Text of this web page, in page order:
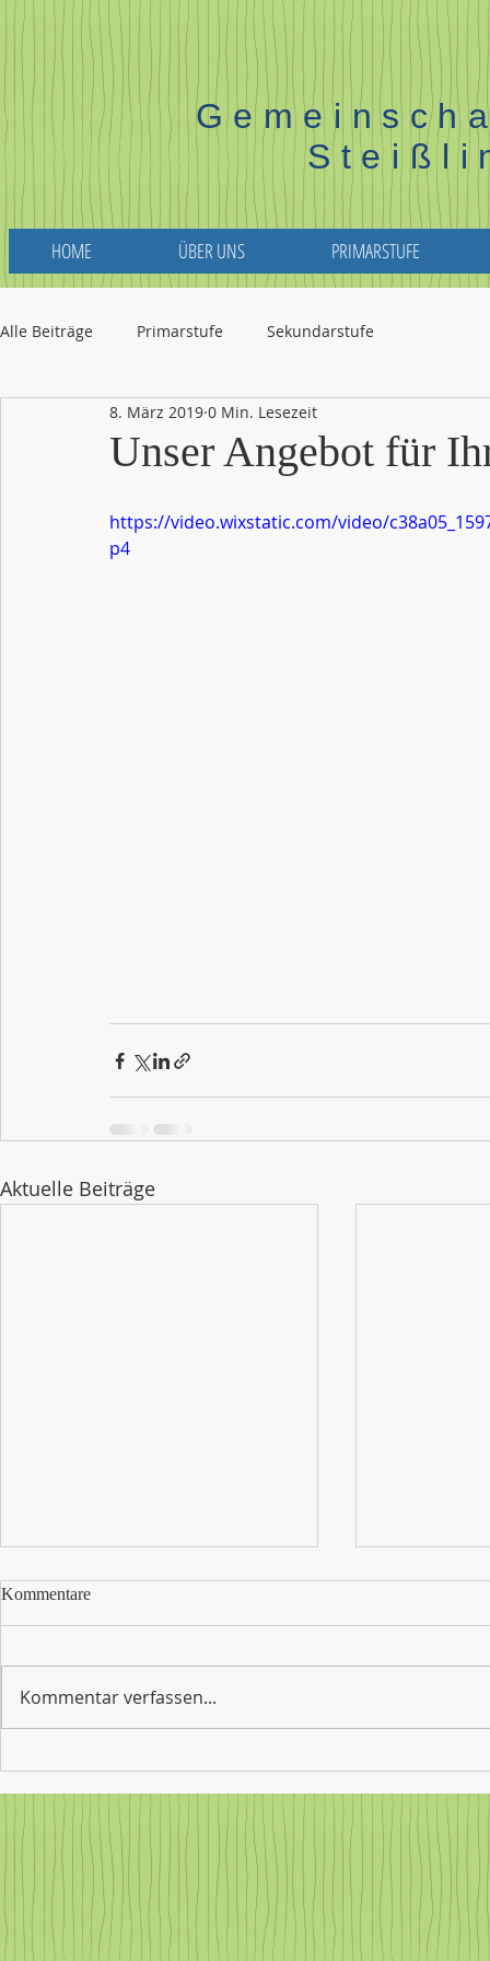
HOME ÜBER UNS PRIMARSTUFE
Alle Beiträge Primarstufe Sekundarstufe
Unser Angebot für
8. März 2019 0 Min. Lesezeit
https://video.wixstatic.com/video/
p4
Aktuelle Beiträge
Abschlussklassen: Ein Abend
voller Erinnerungen,
Dankbarkeit und Aufbruch
Werden Sie
Schule
aus der
sich an
Kommentare
Kommentar verfassen...